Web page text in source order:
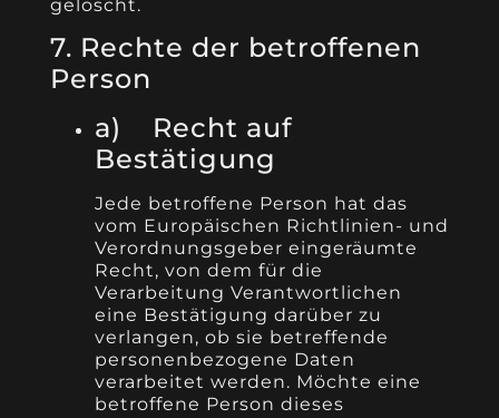
gelöscht.
7. Rechte der betroffenen
Person
a) Recht auf
Bestätigung
Jede betroffene Person hat das
vom Europäischen Richtlinien- und
Verordnungsgeber eingeräumte
Recht, von dem für die
Verarbeitung Verantwortlichen
eine Bestätigung darüber zu
verlangen, ob sie betreffende
personenbezogene Daten
verarbeitet werden. Möchte eine
betroffene Person dieses